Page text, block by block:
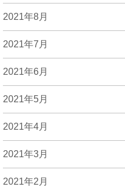
2021年8月
2021年7月
2021年6月
2021年5月
2021年4月
2021年3月
2021年2月